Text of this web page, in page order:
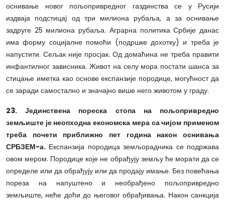
оснивање новог пољопривредног газдинства се у Русији
издваја подстицај од три милиона рубаља, а за оснивање
задруге 25 милиона рубаља. Аграрна политика Србије данас
има форму социјалне помоћи (подршке дохотку) и треба је
напустити. Сељак није просјак. Од домаћина не треба правити
инфантилног зависника. Живот на селу мора постати шанса за
стицање иметка као основе експанзије породице, могућност да
се заради самостално и значајно више него животом у граду.
23. Јединствена пореска стопа на пољопривредно
земљиште је неопходна економска мера са чијом применом
треба почети приближно пет година након оснивања
СРБЗЕМ-а. Експанзија породица земљорадника се подржава
овом мером. Породице које не обрађују земљу ће морати да се
определе или да обрађују или да продају имање. Без повећања
пореза на напуштено и необрађено пољопривредно
земљиште, неће доћи до његовог обрађивања. Након санкција